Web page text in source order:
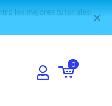
los mejores tutoriales: ✕
0